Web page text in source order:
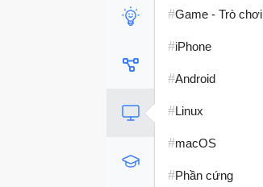
#Game - Trò chơi
#iPhone
#Android
#Linux
#macOS
#Phần cứng